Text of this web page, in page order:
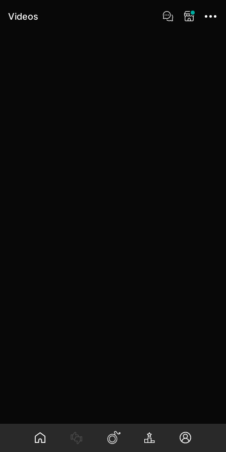
Videos